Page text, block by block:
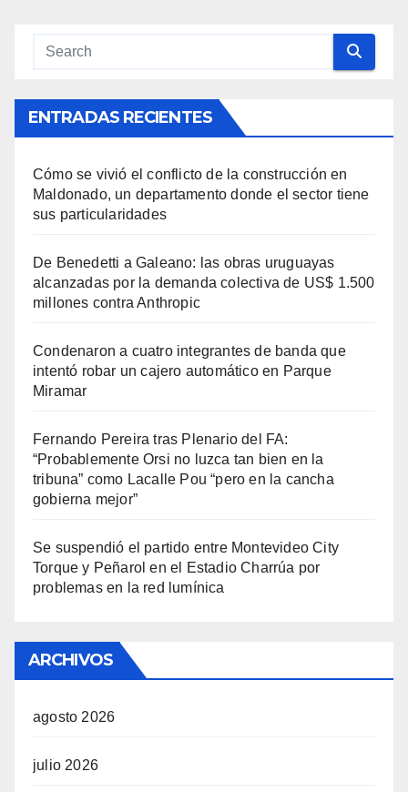
ENTRADAS RECIENTES
Cómo se vivió el conflicto de la construcción en
Maldonado, un departamento donde el sector tiene
sus particularidades
De Benedetti a Galeano: las obras uruguayas
alcanzadas por la demanda colectiva de US$ 1.500
millones contra Anthropic
Condenaron a cuatro integrantes de banda que
intentó robar un cajero automático en Parque
Miramar
Fernando Pereira tras Plenario del FA:
“Probablemente Orsi no luzca tan bien en la
tribuna” como Lacalle Pou “pero en la cancha
gobierna mejor”
Se suspendió el partido entre Montevideo City
Torque y Peñarol en el Estadio Charrúa por
problemas en la red lumínica
ARCHIVOS
agosto 2026
julio 2026